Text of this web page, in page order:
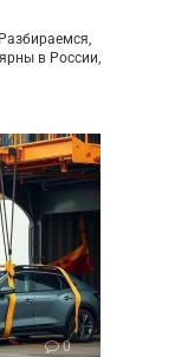
в России,
0